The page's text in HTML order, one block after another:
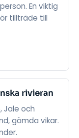
En viktig
tillträde till
rivieran
Jale och
gömda vikar.